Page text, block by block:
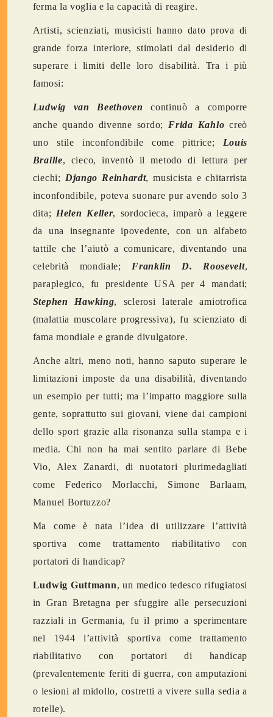
ferma la voglia e la capacità di reagire.
Artisti, scienziati, musicisti hanno dato prova di
grande forza interiore, stimolati dal desiderio di
superare i limiti delle loro disabilità. Tra i più
famosi:
Ludwig van Beethoven continuò a comporre
anche quando divenne sordo; Frida Kahlo creò
uno stile inconfondibile come pittrice; Louis
Braille, cieco, inventò il metodo di lettura per
ciechi; Django Reinhardt, musicista e chitarrista
inconfondibile, poteva suonare pur avendo solo 3
dita; Helen Keller, sordocieca, imparò a leggere
da una insegnante ipovedente, con un alfabeto
tattile che l’aiutò a comunicare, diventando una
celebrità mondiale; Franklin D. Roosevelt,
paraplegico, fu presidente USA per 4 mandati;
Stephen Hawking, sclerosi laterale amiotrofica
(malattia muscolare progressiva), fu scienziato di
fama mondiale e grande divulgatore.
Anche altri, meno noti, hanno saputo superare le
limitazioni imposte da una disabilità, diventando
un esempio per tutti; ma l’impatto maggiore sulla
gente, soprattutto sui giovani, viene dai campioni
dello sport grazie alla risonanza sulla stampa e i
media. Chi non ha mai sentito parlare di Bebe
Vio, Alex Zanardi, di nuotatori plurimedagliati
come Federico Morlacchi, Simone Barlaam,
Manuel Bortuzzo?
Ma come è nata l’idea di utilizzare l’attività
sportiva come trattamento riabilitativo con
portatori di handicap?
Ludwig Guttmann, un medico tedesco rifugiatosi
in Gran Bretagna per sfuggire alle persecuzioni
razziali in Germania, fu il primo a sperimentare
nel 1944 l’attività sportiva come trattamento
riabilitativo con portatori di handicap
(prevalentemente feriti di guerra, con amputazioni
o lesioni al midollo, costretti a vivere sulla sedia a
rotelle).